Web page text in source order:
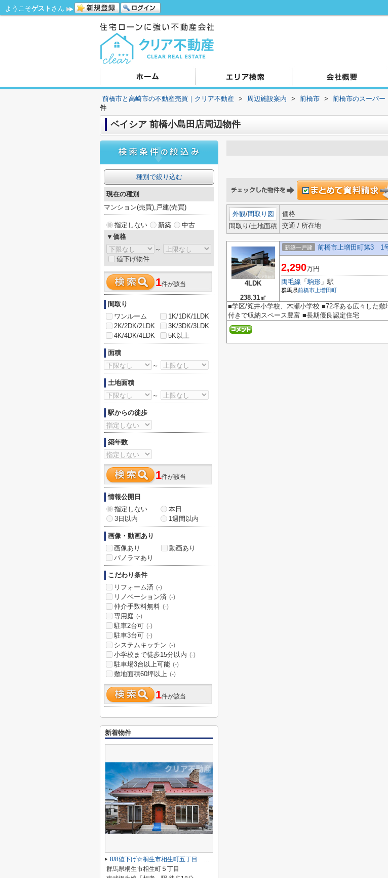
ようこそゲスト さん
前橋市と高崎市の不動産売買｜クリア不動産 > 周辺施設案内 > 前橋市 > 前橋市のスーパー
件
ベイシア 前橋小島田店周辺物件
外観/間取り図
間取り/土地面積
価格
交通 / 所在地
4LDK
238.31㎡
新築一戸建 前橋市上増田町第3 1
2,290万円
両毛線 「駒形 」駅
群馬県前橋市 上増田町
■学区/笂井小学校、木瀬小学校 ■72坪ある広々した
付きで収納スペース豊富 ■長期優良認定住宅
種別で絞り込む
現在の種別
マンション(売買),戸建(売買)
指定しない 新築
中古
▼価格
～
値下げ物件
1件が該当
間取り
ワンルーム
1K/1DK/1LDK
2K/2DK/2LDK
3K/3DK/3LDK
4K/4DK/4LDK
5K以上
面積
～
土地面積
～
駅からの徒歩
築年数
1件が該当
情報公開日
指定しない
本日
3日以内
1週間以内
画像・動画あり
画像あり
動画あり
パノラマあり
こだわり条件
リフォーム済 (-)
リノベーション済 (-)
仲介手数料無料 (-)
専用庭 (-)
駐車2台可 (-)
駐車3台可 (-)
システムキッチン (-)
小学校まで徒歩15分以内 (-)
駐車場3台以上可能 (-)
敷地面積60坪以上 (-)
1件が該当
新着物件
8/8値下げ☆桐生市相生町五丁目 中古住宅
群馬県桐生市相生町５丁目